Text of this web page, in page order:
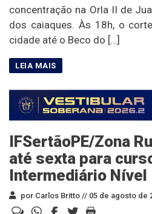
concentração na Orla II de
dos caiaques. Às 18h, o
cidade até o Beco do […]
IFSertãoPE/Zona
até sexta para
Intermediário Nível
por Carlos Britto // 05 de agosto de